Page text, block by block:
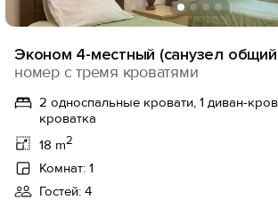
Эконом 4-местный (санузел
номер с тремя кроватями
2 односпальные кровати, 1 диван-
кроватка
18 m2
Комнат: 1
Гостей: 4